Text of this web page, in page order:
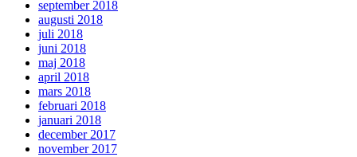
september 2018
augusti 2018
juli 2018
juni 2018
maj 2018
april 2018
mars 2018
februari 2018
januari 2018
december 2017
november 2017